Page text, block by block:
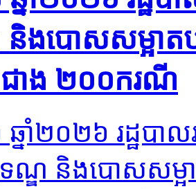
និងបោសសម្អាត
ាជាង ២០០ករណី